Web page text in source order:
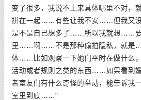
变了很多，我说不上来具体哪里不对，
拼在一起……有些让我不安……但我又没
是不是自己想多了……所以我就想……要
里……啊……不是那种偷拍隐私，就是
体……比如观察一下她们平时在做什么
活动或者规则之类的东西……如果看到
者室友们有什么奇怪的举动，能告诉
室里到底……”